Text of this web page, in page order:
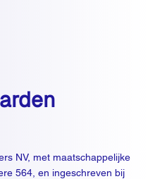
NV, met maatschappelijke
564, en ingeschreven bij